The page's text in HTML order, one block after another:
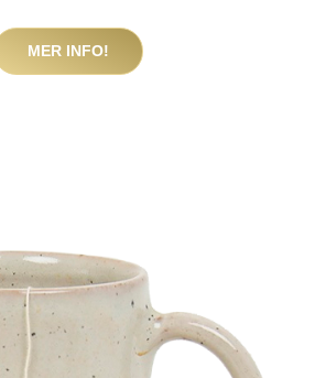
MER INFO!